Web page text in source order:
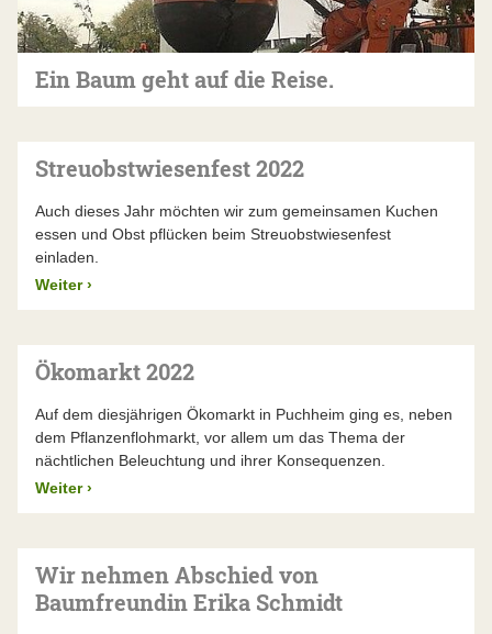
Ein Baum geht auf die Reise.
Streuobstwiesenfest 2022
Auch dieses Jahr möchten wir zum gemeinsamen Kuchen
essen und Obst pflücken beim Streuobstwiesenfest
einladen.
Weiter ›
Ökomarkt 2022
Auf dem diesjährigen Ökomarkt in Puchheim ging es, neben
dem Pflanzenflohmarkt, vor allem um das Thema der
nächtlichen Beleuchtung und ihrer Konsequenzen.
Weiter ›
Wir nehmen Abschied von
Baumfreundin Erika Schmidt